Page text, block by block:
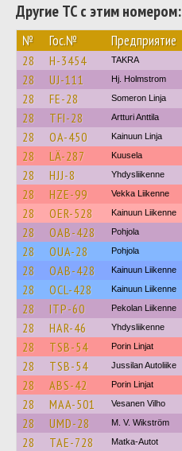
Другие ТС с этим номером:
№ Гос.№ Предприятие
28 H-3454 TAKRA
28 UJ-111 Hj. Holmstrom
28 FE-28 Someron Linja
28 TFI-28 Artturi Anttila
28 OA-450 Kainuun Linja
28 LÄ-287 Kuusela
28 HJJ-8 Yhdysliikenne
28 HZE-99 Vekka Liikenne
28 OER-528 Kainuun Liikenne
28 OAB-428 Pohjola
28 OUA-28 Pohjola
28 OAB-428 Kainuun Liikenne
28 OCL-428 Kainuun Liikenne
28 ITP-60 Pekolan Liikenne
28 HAR-46 Yhdysliikenne
28 TSB-54 Porin Linjat
28 TSB-54 Jussilan Autoliike
28 ABS-42 Porin Linjat
28 MAA-501 Vesanen Vilho
28 UMD-28 M. V. Wikström
28 TAE-728 Matka-Autot